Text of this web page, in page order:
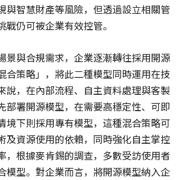
與智慧財產等風險，但透過設立相關管
仍可被企業有效控管。
景與合規需求，企業逐漸轉往採用開源
合策略」，將此二種模型同時運用在技
說，在內部流程、自主資料處理與客製
部署開源模型，在需要高穩定性、可即
境下則採用專有模型，這種混合策略可
及資源使用的依賴，同時強化自主掌控
，根據麥肯錫的調查，多數受訪使用者
模型。對企業而言，將開源模型納入企